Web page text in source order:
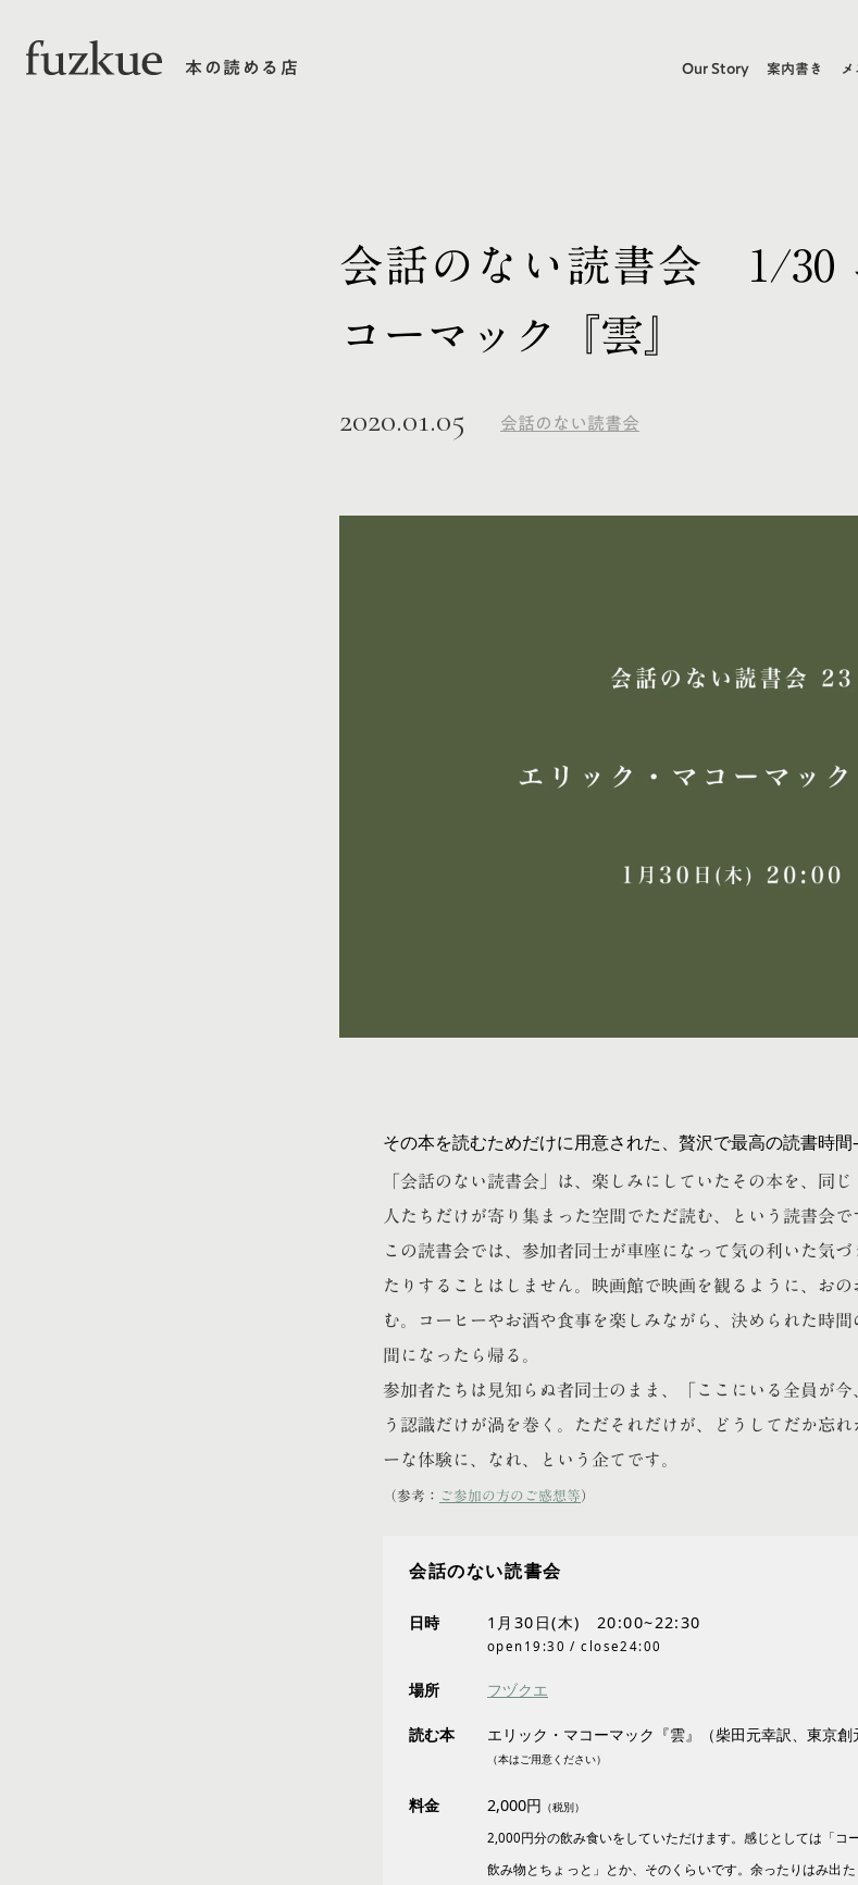
本の読める店 Our Story 案内書き
会話のない読書会 1/30
コーマック『雲』
2020.01.05 会話のない読書会
その本を読むためだけに用意された、贅沢で最高の読書時
「会話のない読書会」は、楽しみにしていたその本を、同
人たちだけが寄り集まった空間でただ読む、という読書会で
この読書会では、参加者同士が車座になって気の利いた気
たりすることはしません。映画館で映画を観るように、お
む。コーヒーやお酒や食事を楽しみながら、決められた時
間になったら帰る。
参加者たちは見知らぬ者同士のまま、「ここにいる全員が
う認識だけが渦を巻く。ただそれだけが、どうしてだか忘
ーな体験に、なれ、という企てです。
（参考： ご参加の方のご感想等）
会話のない読書会
日時 1月30日(木) 20:00~22:30
open19:30 / close24:00
場所 フヅクエ
読む本 エリック・マコーマック『雲』（柴田元幸訳、東京創
（本はご用意ください）
料金 2,000円 （税別）
2,000円分の飲み食いをしていただけます。感じとしては「コ
飲み物とちょっと」とか、そのくらいです。余ったりはみ出